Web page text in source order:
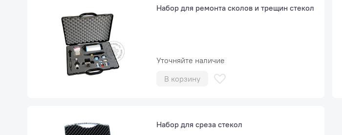
Набор для ремонта сколов и трещин стекол
Уточняйте наличие
В корзину
Набор для среза стекол